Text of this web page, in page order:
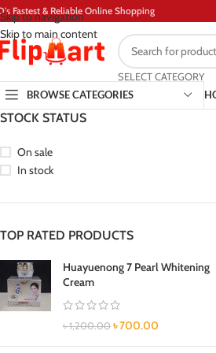
Skip to navigation
Skip to main content
Fastest & Reliable Online Shopping
SELECT CATEGORY
BROWSE CATEGORIES
STOCK STATUS
On sale
In stock
TOP RATED PRODUCTS
Huayuenong 7 Pearl Whitening
Cream
৳1,200.00 ৳700.00